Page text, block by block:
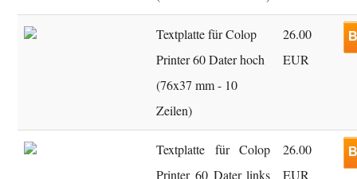
Textplatte für Colop
Printer 60 Dater hoch
(76x37 mm - 10
Zeilen)
26.00
EUR
Textplatte für Colop
Printer 60 Dater links
26.00
EUR